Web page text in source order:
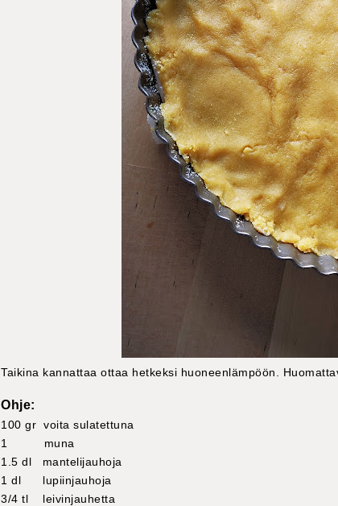
Taikina kannattaa ottaa hetkeksi huoneenlämpöön.
Ohje:
100 gr voita sulatettuna
1 muna
1.5 dl mantelijauhoja
1 dl lupiinjauhoja
3/4 tl leivinjauhetta